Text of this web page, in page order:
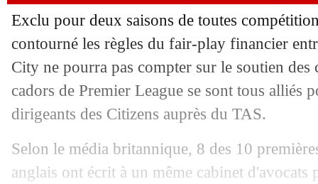
Exclu pour deux saisons de toutes
contourné les règles du fair-play financier
City ne pourra pas compter sur le soutien
cadors de Premier League se sont tous alliés
dirigeants des Citizens auprès du TAS.
Selon le média britannique, 8 des 10
anglais ont écrit à un même cabinet
25/03 : Michy épingle Aulas et Eyraud !
25/03 Leipzig: Upamecano prêt à s'en aller
25/03 Coronavirus: la blague ratée d'un
25/03 Ita.: une suspension de la Serie A